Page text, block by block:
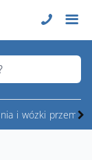
i wózki